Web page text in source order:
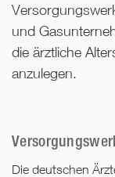
und
die ärztliche
anzulegen.
Die deutschen